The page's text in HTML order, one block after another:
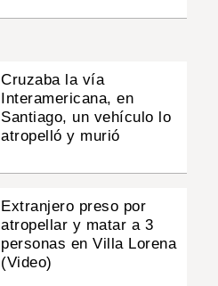
Cruzaba la vía
Interamericana, en
Santiago, un vehículo lo
atropelló y murió
Extranjero preso por
atropellar y matar a 3
personas en Villa Lorena
(Video)